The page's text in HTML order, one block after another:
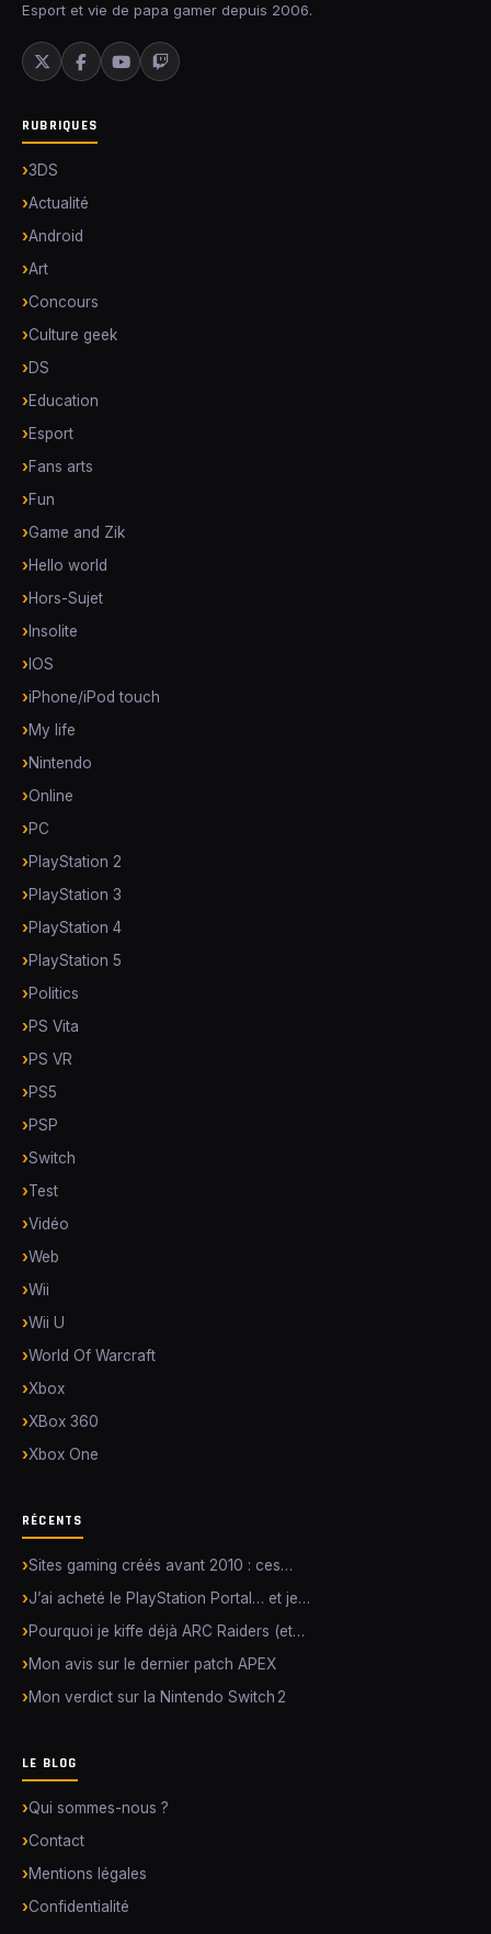
Esport et vie de papa gamer depuis 2006.
RUBRIQUES
3DS
Actualité
Android
Art
Concours
Culture geek
DS
Education
Esport
Fans arts
Fun
Game and Zik
Hello world
Hors-Sujet
Insolite
IOS
iPhone/iPod touch
My life
Nintendo
Online
PC
PlayStation 2
PlayStation 3
PlayStation 4
PlayStation 5
Politics
PS Vita
PS VR
PS5
PSP
Switch
Test
Vidéo
Web
Wii
Wii U
World Of Warcraft
Xbox
XBox 360
Xbox One
RÉCENTS
Sites gaming créés avant 2010 : ces…
J’ai acheté le PlayStation Portal… et je…
Pourquoi je kiffe déjà ARC Raiders (et…
Mon avis sur le dernier patch APEX
Mon verdict sur la Nintendo Switch 2
LE BLOG
Qui sommes-nous ?
Contact
Mentions légales
Confidentialité